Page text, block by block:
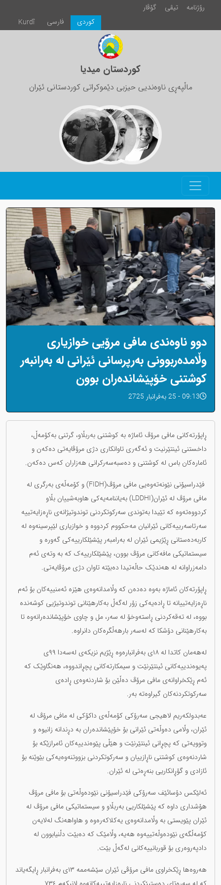
رۆژنامە تیڤی
گۆڤار
Kurdî
فارسی كوردی
کوردستان میدیا
ماڵپەڕی ناوەندیی حیزبی دێموکراتی کوردستانی ئێران
دوو ناوەندی مافی مرۆیی خوازیاری
وڵامدەربوونی بەرپرسانی ئێرانی لە بەرانبەر
کوشتنی خۆپێشاندەران بوون
09:13 - 25 بەفرانبار 2725
ڕاپۆرتەکانی مافی مرۆڤ ئاماژە بە کوشتنی بەربڵاو، گرتنی بەکۆمەڵ،
داخستنی ئینتێرنیت و ئەگەری تاوانکاری دژی مرۆڤایەتی دەکەن و
ئامارەکان باس لە کوشتنی و دەسبەسەرکرانی هەزاران کەس دەکەن.
فێدراسیۆنی نێونەتەوەیی مافی مرۆڤ(FIDH) و کۆمەڵەی بەرگری لە
مافی مرۆڤ لە ئێران(LDDHI) بەیاننامەیەکی هاوبەشییان بڵاو
کردووەتەوە کە تێیدا بەتوندی سەرکوتکردنی توندوتیژانەی ناڕەزایەتییە
سەرتاسەرییەکانی ئێرانیان مەحکووم کردووە و خوازیاری لێپرسینەوە لە
کاربەدەستانی ڕێژیمی ئێران لە بەرامبەر پێشێلکارییەکی گەورە و
سیستماتیکی مافەکانی مرۆڤ بوون، پێشێلکارییەک کە بە وتەی ئەم
دامەزراوانە لە هەندێک حاڵەتیدا دەبێتە تاوان دژی مرۆڤایەتی.
ڕاپۆرتەکان ئاماژە بەوە دەدەن کە وڵامدانەوەی هێزە ئەمنییەکان بۆ ئەم
ناڕەزایەتییانە تا ڕادەیەکی زۆر لەگەڵ بەکارهێنانی توندوتیژیی کوشەندە
بووە، لە تەقەکردنی ڕاستەوخۆ لە سەر، مل و چاوی خۆپێشاندەرانەوە تا
بەکارهێنانی دۆشکا کە لەسەر بارهەڵگرەکان دانراوە.
لەهەمان کاتدا لە ١٨ی بەفرانبارەوە ڕێژیم نزیکەی لەسەدا ٩٩ی
پەیوەندییەکانی ئینتێرنێت و سیمکارتەکانی پچڕاندووە، هەنگاوێک کە
ئەم ڕێکخراوانەی مافی مرۆڤ دەڵێن بۆ شاردنەوەی ڕادەی
سەرکوتکردنەکان گیراوەتە بەر.
عەبدولکەریم لاهیجی سەرۆکی کۆمەڵەی داکۆکی لە مافی مرۆڤ لە
ئێران، وڵامی دەوڵەتی ئێرانی بۆ خۆپێشاندەران بە دڕندانە زانیوە و
وتوویەتی کە پچڕانی ئینتێرنێت و هێڵی پێوەندییەکان ئامرازێکە بۆ
شاردنەوەی کوشتنی ناڕازییان و سەرکوتکردنی بزووتنەوەیەکی بێوێنە بۆ
ئازادی و گۆڕانکاریی بنەڕەتی لە ئێران.
ئەلێکس دۆسائێف سەرۆکی فێدراسیۆنی نێودەوڵەتی بۆ مافی مرۆڤ
هۆشداری داوە کە پێشێلکاریی بەربڵاو و سیستماتیکی مافی مرۆڤ لە
ئێران پێویستی بە وڵامدانەوەی یەکلاکەرەوە و هاواهەنگ لەلایەن
کۆمەڵگەی نێودەوڵەتییەوە هەیە، وڵامێک کە دەبێت دڵنیابوون لە
دادپەروەری بۆ قوربانییەکانی لەگەڵ بێت.
هەروەها ڕێکخراوی مافی مرۆڤی ئێران سێشەممە ١٣ی بەفرانبار ڕایگەیاند